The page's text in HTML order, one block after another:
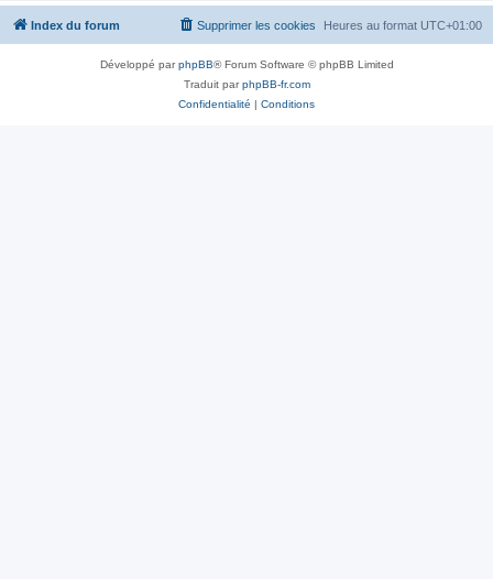
Index du forum Heures au format UTC+01:00
Supprimer les cookies
Développé parphpBB® Forum Software © phpBB Limited
Traduit parphpBB-fr.com
Confidentialité | Conditions